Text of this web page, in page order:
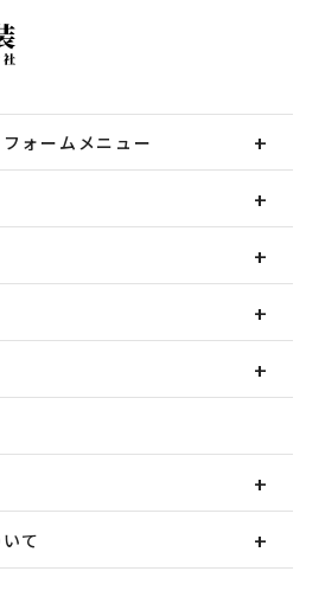
フォームメニュー
て